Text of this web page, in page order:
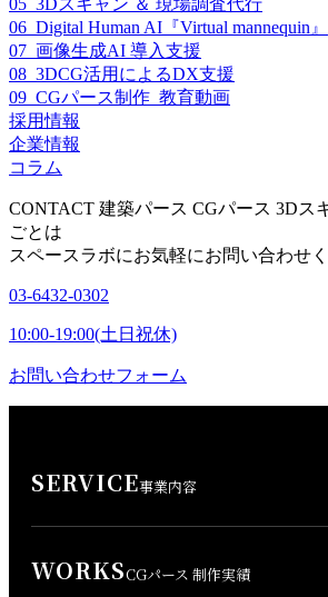
05_3Dスキャン ＆ 現場調査代行
06_Digital Human AI『Virtual mannequin』
07_画像生成AI 導入支援
08_3DCG活用によるDX支援
09_CGパース制作_教育動画
採用情報
企業情報
コラム
CONTACT 建築パース CGパース 3Dス
ごとは
スペースラボにお気軽にお問い合わせく
03-6432-0302
10:00-19:00(土日祝休)
お問い合わせフォーム
SERVICE事業内容
WORKSCGパース 制作実績